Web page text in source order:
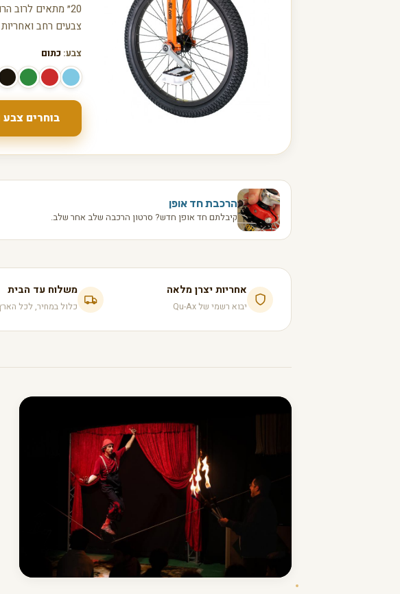
20״ מתאים לרוב
צבעים רחב
צבע:כתום
בוחרים צבע
הרכבת חד אופן
קיבלתם חד אופן חדש? סרטון הרכבה שלב אחר שלב.
אחריות יצרן מלאה
יבוא רשמי של Qu-Ax
משלוח עד הבית
כלול במחיר, לכל